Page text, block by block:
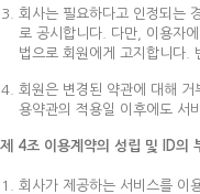
회사는 필요하다고 인정되는
로 공시합니다. 다만, 이용자
법으로 회원에게 고지합니다.
회원은 변경된 약관에 대해
용약관의 적용일 이후에도 서
제 4조 이용계약의 성립 및 ID의
회사가 제공하는 서비스를 이